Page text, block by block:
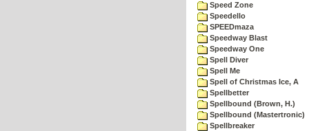
Speed Zone
Speedello
SPEEDmaza
Speedway Blast
Speedway One
Spell Diver
Spell Me
Spell of Christmas Ice, A
Spellbetter
Spellbound (Brown, H.)
Spellbound (Mastertronic)
Spellbreaker